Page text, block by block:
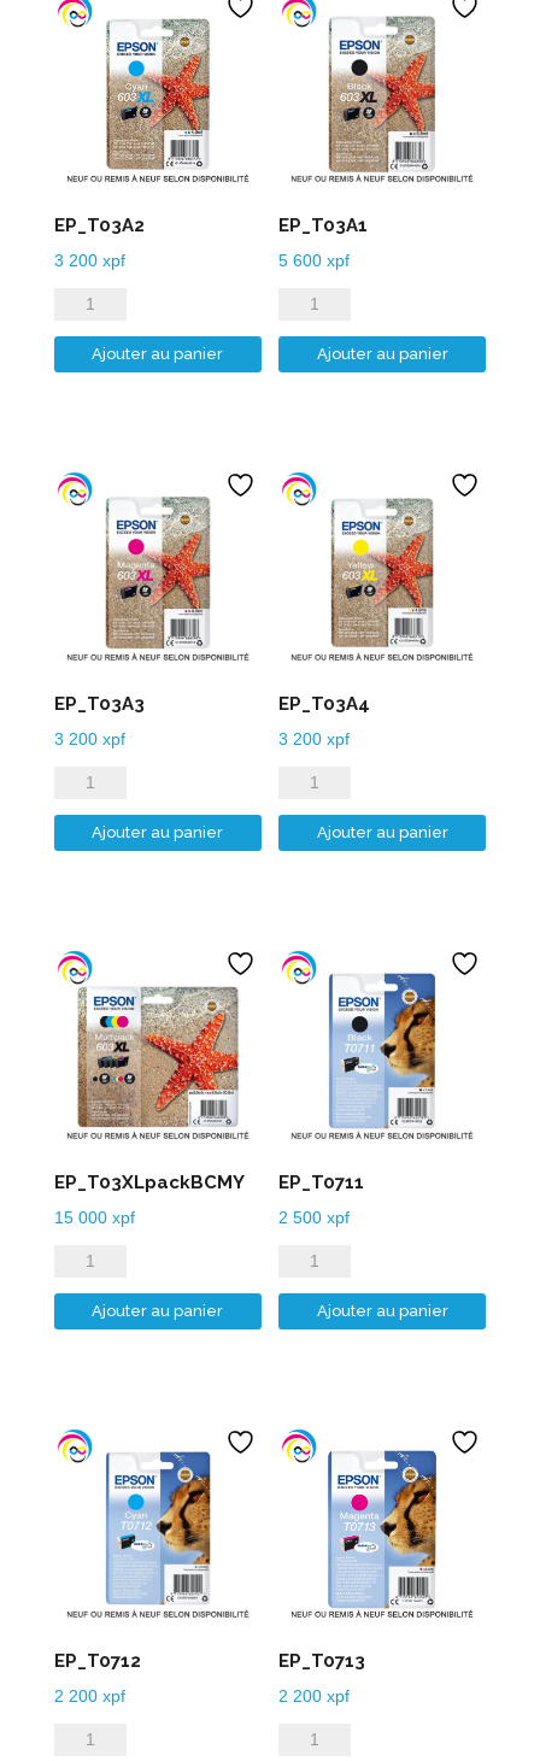
EP_T03A2
3 200 xpf
quantité
de
EP_T03A2
Ajouter au panier
EP_T03A1
5 600xpf
quantité
de
EP_T03A1
Ajouter au panier
EP_T03A3
3 200 xpf
quantité
de
EP_T03A3
Ajouter au panier
EP_T03A4
3 200xpf
quantité
de
EP_T03A4
Ajouter au panier
EP_T03XLpackBCMY
15 000 xpf
quantité
de
EP_T03XLpackBCMY
Ajouter au panier
EP_T0711
2 500xpf
quantité
de
EP_T0711
Ajouter au panier
EP_T0712
2 200 xpf
quantité
EP_T0713
2 200xpf
quantité